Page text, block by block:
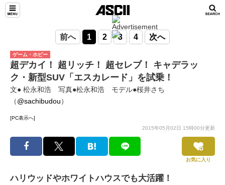
前へ 1 2 3 4 次へ
ゲーム・ホビー
超デカイ！ 超リッチ！ 超セレブ！ キャデラッ
ク・新型SUV「エスカレード」を試乗！
文● 松永和浩 写真●松永和浩 モデル●桜井さち
（@sachibudou）
[PC表示へ]
2015年05月02日 15時00分更新
お気に入り
ハリウッドやホワイトハウスでも大活躍！